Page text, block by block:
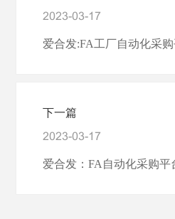
2023-03-17
爱合发:FA工厂自动化采
下一篇
2023-03-17
爱合发：FA自动化采购平